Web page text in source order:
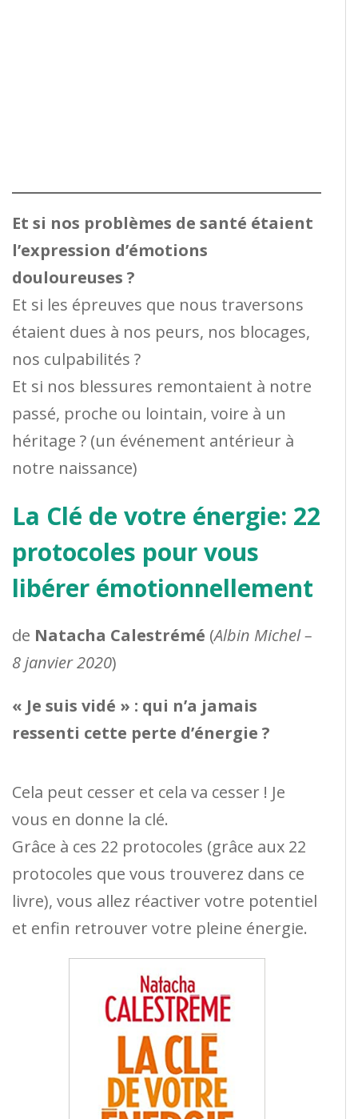
Et si nos problèmes de santé étaient
l’expression d’émotions
douloureuses ?
Et si les épreuves que nous traversons
étaient dues à nos peurs, nos blocages,
nos culpabilités ?
Et si nos blessures remontaient à notre
passé, proche ou lointain, voire à un
héritage ? (un événement antérieur à
notre naissance)
La Clé de votre énergie: 22
protocoles pour vous
libérer émotionnellement
de Natacha Calestrémé (Albin Michel –
8 janvier 2020)
« Je suis vidé » : qui n’a jamais
ressenti cette perte d’énergie ?
Cela peut cesser et cela va cesser ! Je
vous en donne la clé.
Grâce à ces 22 protocoles (grâce aux 22
protocoles que vous trouverez dans ce
livre), vous allez réactiver votre potentiel
et enfin retrouver votre pleine énergie.